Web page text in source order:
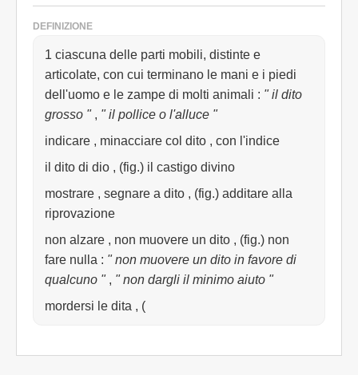
DEFINIZIONE
1 ciascuna delle parti mobili, distinte e
articolate, con cui terminano le mani e i piedi
dell'uomo e le zampe di molti animali : " il dito
grosso " , " il pollice o l'alluce "
indicare , minacciare col dito , con l'indice
il dito di dio , (fig.) il castigo divino
mostrare , segnare a dito , (fig.) additare alla
riprovazione
non alzare , non muovere un dito , (fig.) non
fare nulla : " non muovere un dito in favore di
qualcuno " , " non dargli il minimo aiuto "
mordersi le dita , (